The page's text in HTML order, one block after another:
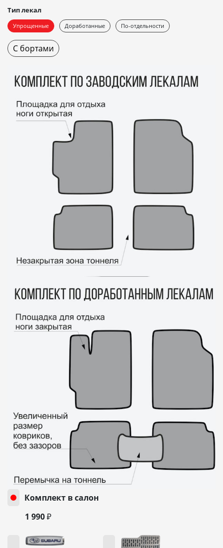
Тип лекал
Упрощенные Доработанные По-отдельности
С бортами
Комплект в салон
1 990 ₽